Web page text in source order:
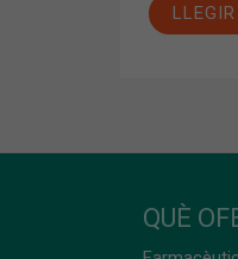
QUÈ